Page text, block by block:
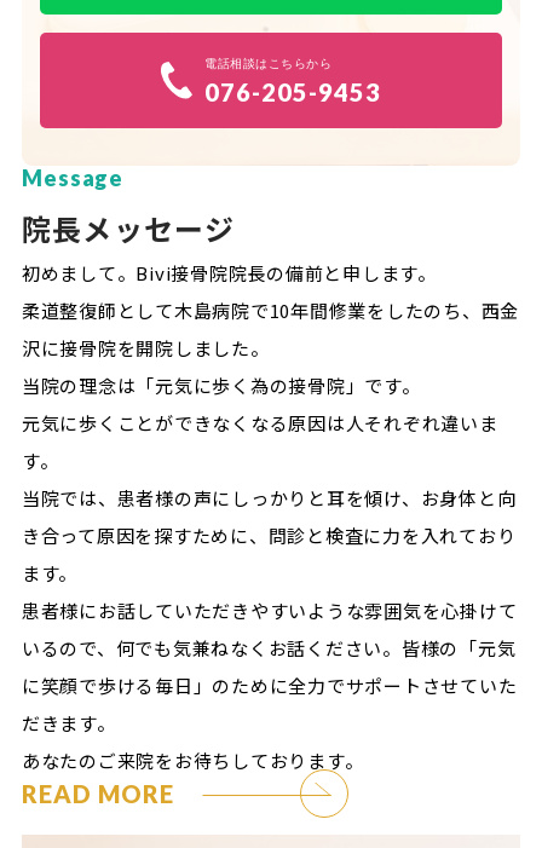
電話相談はこちらから
076-205-9453
Message
院長メッセージ
初めまして。Bivi接骨院院長の備前と申します。
柔道整復師として木島病院で10年間修業をしたのち、西金
沢に接骨院を開院しました。
当院の理念は「元気に歩く為の接骨院」です。
元気に歩くことができなくなる原因は人それぞれ違いま
す。
当院では、患者様の声にしっかりと耳を傾け、お身体と向
き合って原因を探すために、問診と検査に力を入れており
ます。
患者様にお話していただきやすいような雰囲気を心掛けて
いるので、何でも気兼ねなくお話ください。皆様の「元気
に笑顔で歩ける毎日」のために全力でサポートさせていた
だきます。
あなたのご来院をお待ちしております。
READ MORE